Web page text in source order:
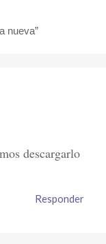
nueva”
descargarlo
Responder